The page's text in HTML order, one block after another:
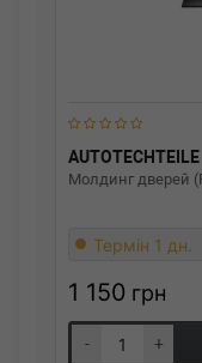
AUTOTECHTEILE
Молдинг дверей
Термін 1 дн.
1 150 грн
- +